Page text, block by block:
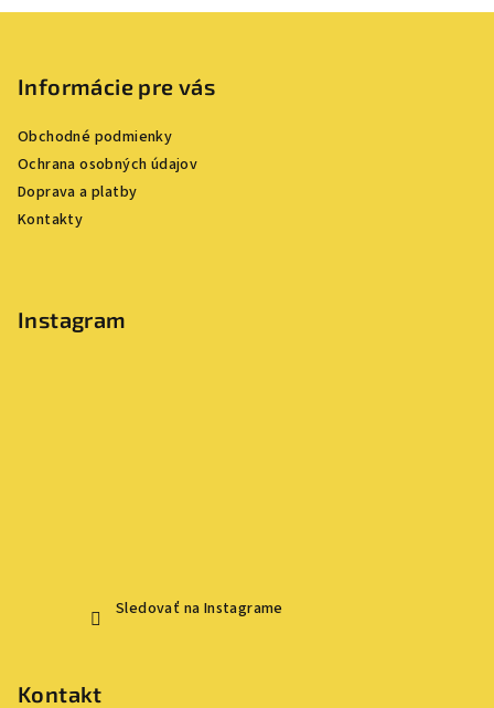
Informácie pre vás
Obchodné podmienky
Ochrana osobných údajov
Doprava a platby
Kontakty
Instagram
Sledovať na Instagrame
Kontakt